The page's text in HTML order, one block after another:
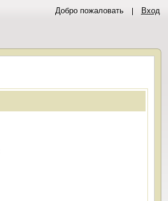
Добро пожаловать Вход